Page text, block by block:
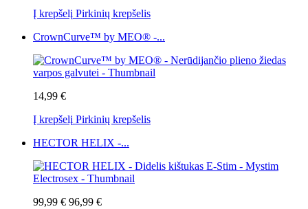
Į krepšelį Pirkinių krepšelis
CrownCurve™ by MEO® -...
14,99 €
Į krepšelį Pirkinių krepšelis
HECTOR HELIX -...
99,99 € 96,99 €